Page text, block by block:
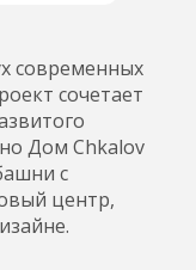
современных
сочетает
Дом Chkalov
с
центр,